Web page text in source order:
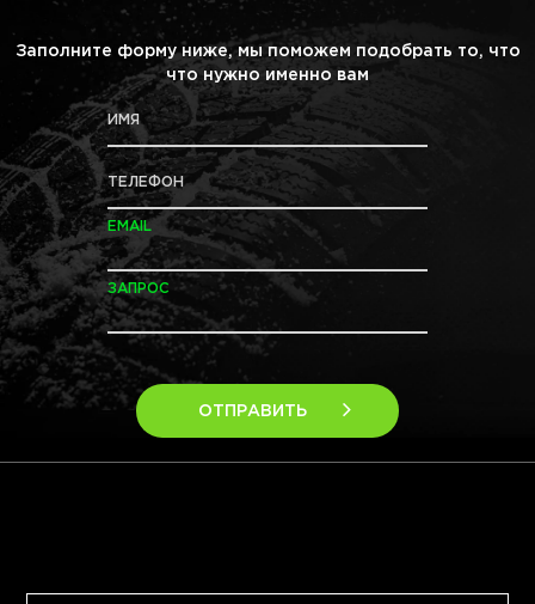
Заполните форму ниже, мы поможем подобрать то, что
что нужно именно вам
ИМЯ
ТЕЛЕФОН
EMAIL
ЗАПРОС
ОТПРАВИТЬ